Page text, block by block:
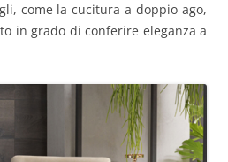
come la cucitura a doppio ago,
in grado di conferire eleganza a